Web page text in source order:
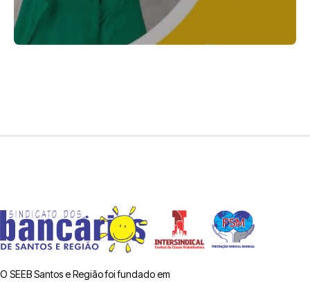
O SEEB Santos e Região foi fundado em